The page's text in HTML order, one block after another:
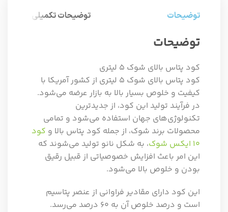
توضیحات توضیحات تکمیلی
توضیحات
کود پتاس بالای شوک ۵ لیتری
کود پتاس بالای شوک ۵ لیتری از کشور آمریکا با
کیفیت و خلوص بسیار بالا به بازار عرضه می‌شود.
در فرآیند تولید این کود، از جدیدترین
تکنولوژی‌های جهان استفاده می‌شود و تمامی
محصولات برند شوک، از جمله کود پتاس بالا و کود
۱۰ ایکس شوک
، به شکل نانو تولید می‌شوند که
این امر باعث افزایش خصوصیاتی از قبیل رقیق
بودن و خلوص بالا می‌شود.
این کود دارای مقادیر فراوانی از عنصر پتاسیم
است و درصد خلوص آن به ۶۰ درصد می‌رسد.